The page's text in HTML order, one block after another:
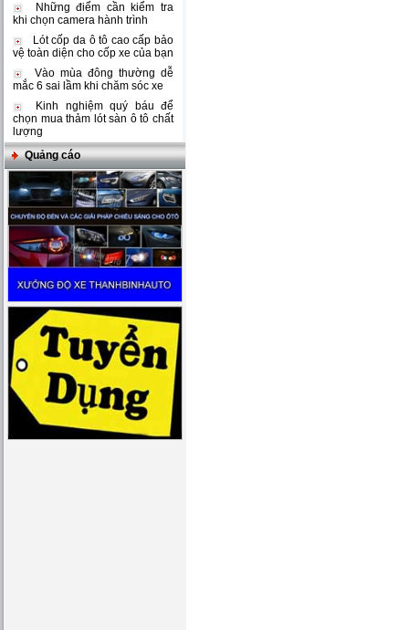
Những điểm cần kiểm tra
khi chọn camera hành trình
Lót cốp da ô tô cao cấp bảo
vệ toàn diện cho cốp xe của bạn
Vào mùa đông thường dễ
mắc 6 sai lầm khi chăm sóc xe
Kinh nghiệm quý báu để
chọn mua thảm lót sàn ô tô chất
lượng
Quảng cáo